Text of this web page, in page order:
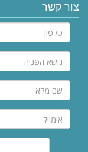
צור קשר